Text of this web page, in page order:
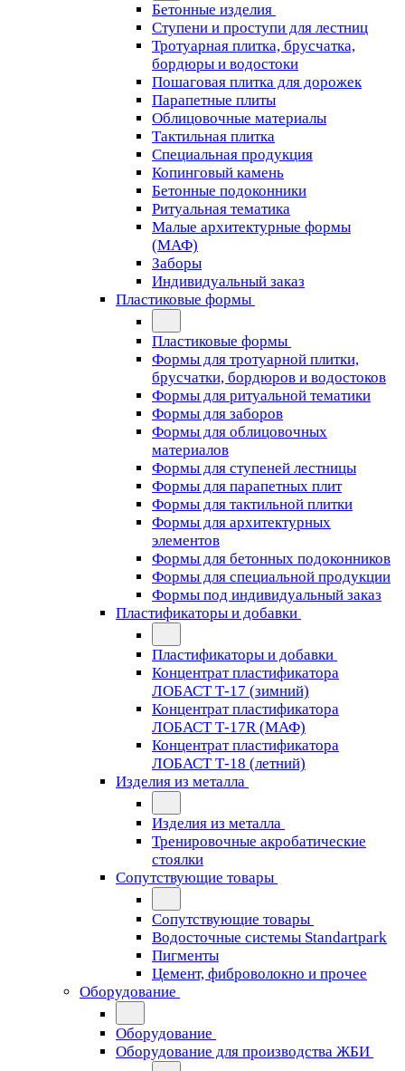
Бетонные изделия
Ступени и проступи для лестниц
Тротуарная плитка, брусчатка,
бордюры и водостоки
Пошаговая плитка для дорожек
Парапетные плиты
Облицовочные материалы
Тактильная плитка
Специальная продукция
Копинговый камень
Бетонные подоконники
Ритуальная тематика
Малые архитектурные формы
(МАФ)
Заборы
Индивидуальный заказ
Пластиковые формы
Пластиковые формы
Формы для тротуарной плитки,
брусчатки, бордюров и водостоков
Формы для ритуальной тематики
Формы для заборов
Формы для облицовочных
материалов
Формы для ступеней лестницы
Формы для парапетных плит
Формы для тактильной плитки
Формы для архитектурных
элементов
Формы для бетонных подоконников
Формы для специальной продукции
Формы под индивидуальный заказ
Пластификаторы и добавки
Пластификаторы и добавки
Концентрат пластификатора
ЛОБАСТ Т-17 (зимний)
Концентрат пластификатора
ЛОБАСТ Т-17R (МАФ)
Концентрат пластификатора
ЛОБАСТ Т-18 (летний)
Изделия из металла
Изделия из металла
Тренировочные акробатические
стоялки
Сопутствующие товары
Сопутствующие товары
Водосточные системы Standartpark
Пигменты
Цемент, фиброволокно и прочее
Оборудование
Оборудование
Оборудование для производства ЖБИ